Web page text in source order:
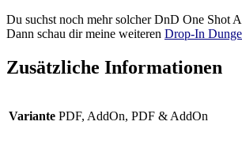
Du suchst noch mehr solcher DnD One Shot
Dann schau dir meine weiteren Drop-In
Zusätzliche Informationen
Variante PDF, AddOn, PDF & AddOn